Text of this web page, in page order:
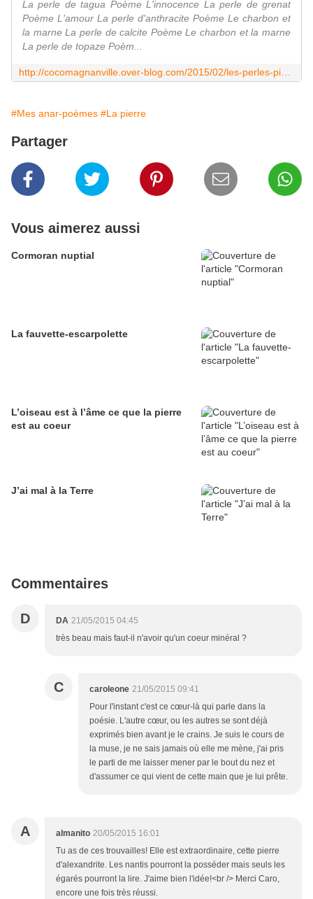
La perle de tagua Poème L'innocence La perle de grenat
Poème L'amour La perle d'anthracite Poème Le charbon et
la marne La perle de calcite Poème Le charbon et la marne
La perle de topaze Poèm...
#Mes anar-poèmes #La pierre
Partager
Vous aimerez aussi
Cormoran nuptial
La fauvette-escarpolette
L’oiseau est à l’âme ce que la pierre
est au coeur
J’ai mal à la Terre
Commentaires
D DA 21/05/2015 04:45
très beau mais faut-il n'avoir qu'un coeur minéral ?
C caroleone 21/05/2015 09:41
Pour l'instant c'est ce cœur-là qui parle dans la
poésie. L'autre cœur, ou les autres se sont déjà
exprimés bien avant je le crains. Je suis le cours de
la muse, je ne sais jamais où elle me mène, j'ai pris
le parti de me laisser mener par le bout du nez et
d'assumer ce qui vient de cette main que je lui prête.
A almanito 20/05/2015 16:01
Tu as de ces trouvailles! Elle est extraordinaire, cette pierre
d'alexandrite. Les nantis pourront la posséder mais seuls les
égarés pourront la lire. J'aime bien l'idée!<br /> Merci Caro,
encore une fois très réussi.